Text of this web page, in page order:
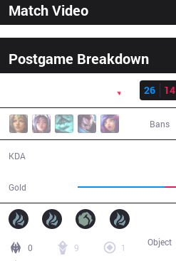
Match Video
Postgame Breakdown
26
14
Bans
KDA
Gold
0 9
1
Object